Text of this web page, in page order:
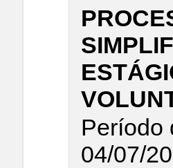
Período
04/07/